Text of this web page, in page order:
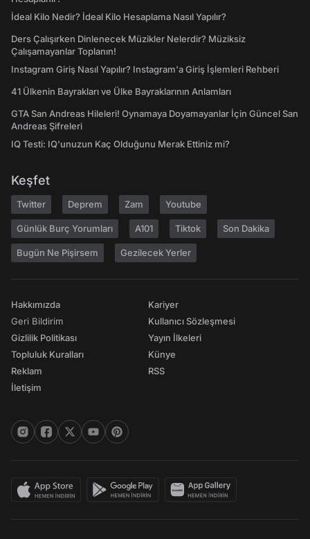
İdeal Kilo Nedir? İdeal Kilo Hesaplama Nasıl Yapılır?
Ders Çalışırken Dinlenecek Müzikler Nelerdir? Müziksiz
Çalışamayanlar Toplanın!
Instagram Giriş Nasıl Yapılır? Instagram'a Giriş İşlemleri Rehberi
41 Ülkenin Bayrakları ve Ülke Bayraklarının Anlamları
GTA San Andreas Hileleri! Oynamaya Doyamayanlar İçin Güncel San
Andreas Şifreleri
IQ Testi: IQ'unuzun Kaç Olduğunu Merak Ettiniz mi?
Keşfet
Twitter Deprem Zam Youtube
Günlük Burç Yorumları A101 Tiktok Son Dakika
Bugün Ne Pişirsem Gezilecek Yerler
Hakkımızda
Geri Bildirim
Gizlilik Politikası
Topluluk Kuralları
Reklam
İletişim
Kariyer
Kullanıcı Sözleşmesi
Yayın İlkeleri
Künye
RSS